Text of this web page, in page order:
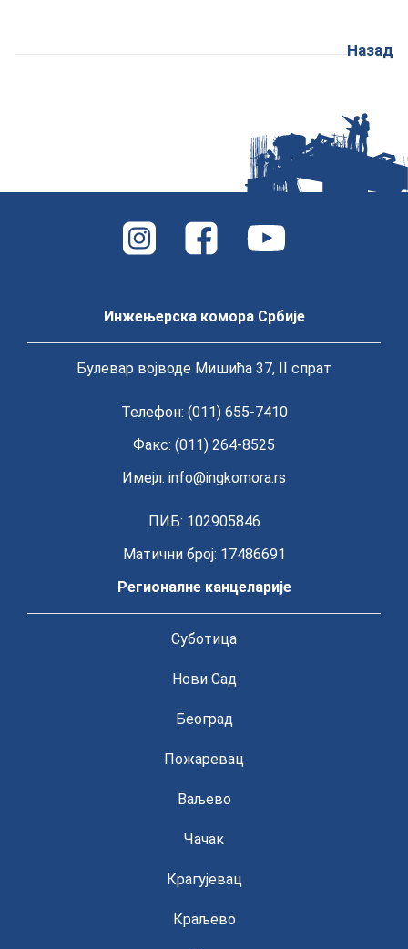
Назад
Инжењерска комора Србије
Булевар војводе Мишића 37, II спрат
Телефон: (011) 655-7410
Факс: (011) 264-8525
Имејл: info@ingkomora.rs
ПИБ: 102905846
Матични број: 17486691
Регионалне канцеларије
Суботица
Нови Сад
Београд
Пожаревац
Ваљево
Чачак
Крагујевац
Краљево